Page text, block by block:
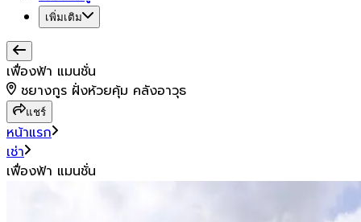
เพิ่มเติม
เฟื่องฟ้า แมนชั่น
ชยางกูร ฝั่งห้วยคุ้ม คลังอาวุธ
แชร์
หน้าแรก
เช่า
เฟื่องฟ้า แมนชั่น